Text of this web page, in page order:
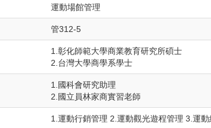
運動場館管理
管312-5
1.彰化師範大學商業教育研究所碩士
2.台灣大學商學系學士
1.國科會研究助理
2.國立員林家商實習老師
1.運動行銷管理 2.運動觀光遊程管理 3.運